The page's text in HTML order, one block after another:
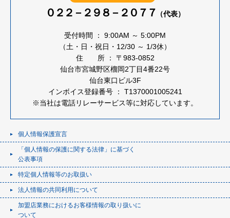
０２２－２９８－２０７７ （代表）
受付時間 ： 9:00AM ～ 5:00PM
（土・日・祝日・12/30 ～ 1/3休）
住 所 ： 〒983-0852
仙台市宮城野区榴岡2丁目4番22号
仙台東口ビル3F
インボイス登録番号 ： T1370001005241
※当社は電話リレーサービス等に対応しています。
個人情報保護宣言
「個人情報の保護に関する法律」に基づく
公表事項
特定個人情報等のお取扱い
法人情報の共同利用について
加盟店業務におけるお客様情報の取り扱いに
ついて